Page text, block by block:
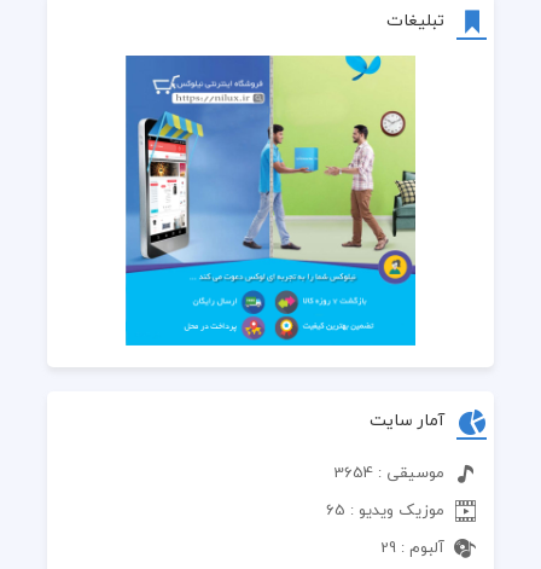
تبلیغات
آمار سایت
موسیقی : 3654
موزیک ویدیو : 65
آلبوم : 29